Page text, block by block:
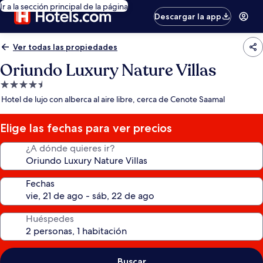
Ir a la sección principal de la página
Descargar la app
Ver todas las propiedades
Oriundo Luxury Nature Villas
Propiedad
de
estrellas
Hotel de lujo con alberca al aire libre, cerca de Cenote Saamal
Elige las fechas para ver precios
¿A dónde quieres ir?
Fechas
Huéspedes